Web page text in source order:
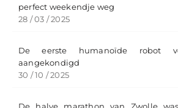
perfect weekendje weg
28 / 03 / 2025
De eerste humanoïde robot
aangekondigd
30 / 10 / 2025